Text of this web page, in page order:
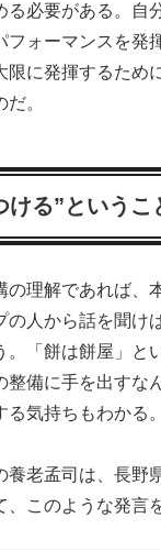
る必要がある。自
ォーマンスを発
限に発揮するため
。
ける”というこ
の理解であれば、
の人から話を聞け
。「餅は餅屋」と
整備に手を出すな
気持ちもわかる。
養老孟司は、長野
このような発言